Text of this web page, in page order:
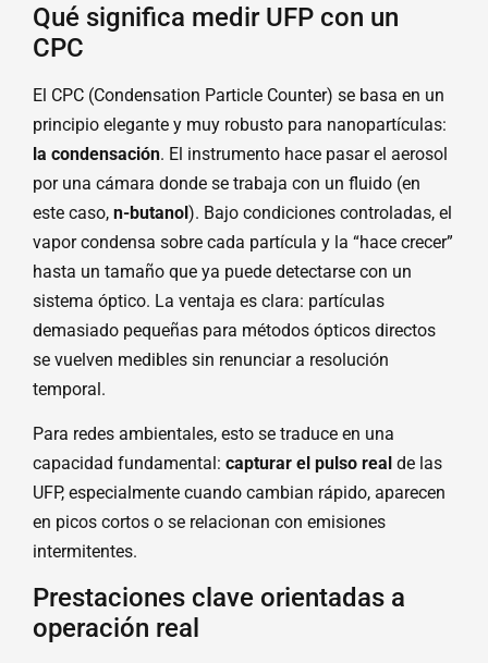
Qué significa medir UFP con un
CPC
El CPC (Condensation Particle Counter) se basa en un
principio elegante y muy robusto para nanopartículas:
la condensación. El instrumento hace pasar el aerosol
por una cámara donde se trabaja con un fluido (en
este caso, n-butanol). Bajo condiciones controladas, el
vapor condensa sobre cada partícula y la “hace crecer”
hasta un tamaño que ya puede detectarse con un
sistema óptico. La ventaja es clara: partículas
demasiado pequeñas para métodos ópticos directos
se vuelven medibles sin renunciar a resolución
temporal.
Para redes ambientales, esto se traduce en una
capacidad fundamental: capturar el pulso real de las
UFP, especialmente cuando cambian rápido, aparecen
en picos cortos o se relacionan con emisiones
intermitentes.
Prestaciones clave orientadas a
operación real